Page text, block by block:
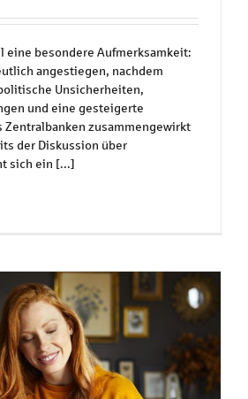
eine besondere Aufmerksamkeit:
angestiegen, nachdem
Unsicherheiten,
und eine gesteigerte
Zentralbanken zusammengewirkt
der Diskussion über
sich ein [...]